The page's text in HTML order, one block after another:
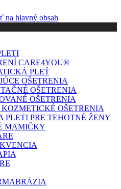
na hlavný obsah
CARE4YOU®
PLEŤ
OŠETRENIA
OŠETRENIA
OŠETRENIA
OŠETRENIA
PLETI PRE TEHOTNÉ ŽENY
MAMIČKY